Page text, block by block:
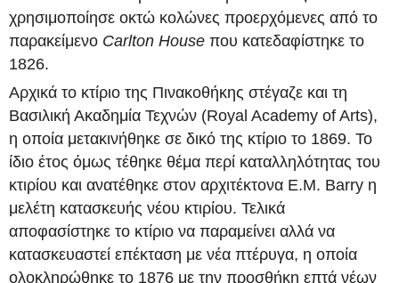
χρησιμοποίησε οκτώ κολώνες προερχόμενες από το
παρακείμενο Carlton House που κατεδαφίστηκε το
1826.
Αρχικά το κτίριο της Πινακοθήκης στέγαζε και τη
Βασιλική Ακαδημία Τεχνών (Royal Academy of Arts),
η οποία μετακινήθηκε σε δικό της κτίριο το 1869. Το
ίδιο έτος όμως τέθηκε θέμα περί καταλληλότητας του
κτιρίου και ανατέθηκε στον αρχιτέκτονα E.M. Barry η
μελέτη κατασκευής νέου κτιρίου. Τελικά
αποφασίστηκε το κτίριο να παραμείνει αλλά να
κατασκευαστεί επέκταση με νέα πτέρυγα, η οποία
ολοκληρώθηκε το 1876 με την προσθήκη επτά νέων